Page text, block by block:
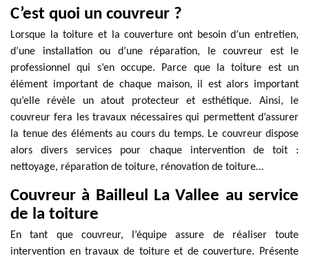
C’est quoi un couvreur ?
Lorsque la toiture et la couverture ont besoin d’un entretien,
d’une installation ou d’une réparation, le couvreur est le
professionnel qui s’en occupe. Parce que la toiture est un
élément important de chaque maison, il est alors important
qu’elle révèle un atout protecteur et esthétique. Ainsi, le
couvreur fera les travaux nécessaires qui permettent d’assurer
la tenue des éléments au cours du temps. Le couvreur dispose
alors divers services pour chaque intervention de toit :
nettoyage, réparation de toiture, rénovation de toiture…
Couvreur à Bailleul La Vallee au service
de la toiture
En tant que couvreur, l’équipe assure de réaliser toute
intervention en travaux de toiture et de couverture. Présente